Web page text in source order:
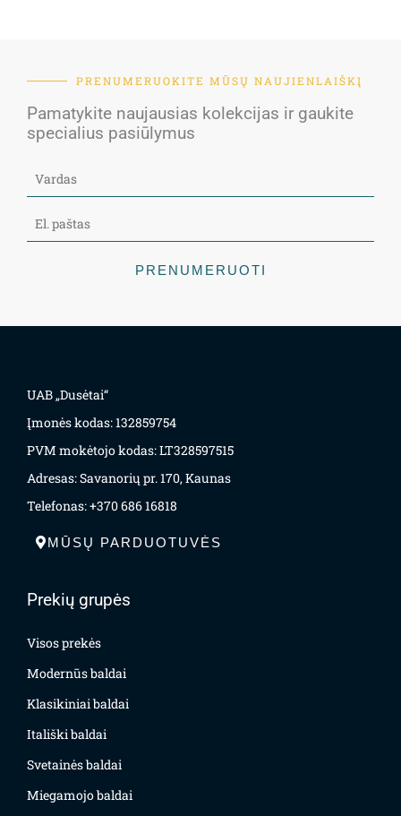
PRENUMERUOKITE MŪSŲ NAUJIENLAIŠKĮ
Pamatykite naujausias kolekcijas ir gaukite
specialius pasiūlymus
PRENUMERUOTI
UAB „Dusėtai“
Įmonės kodas: 132859754
PVM mokėtojo kodas: LT328597515
Adresas: Savanorių pr. 170, Kaunas
Telefonas: +370 686 16818
MŪSŲ PARDUOTUVĖS
Prekių grupės
Visos prekės
Modernūs baldai
Klasikiniai baldai
Itališki baldai
Svetainės baldai
Miegamojo baldai